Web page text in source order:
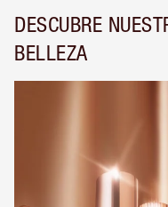
DESCUBRE
BELLEZA